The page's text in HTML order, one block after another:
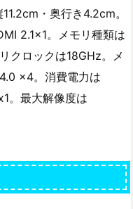
・奥行き4.2cm。
2.1×1。メモリ種類は
クロックは18GHz。メ
x4。消費電力は
。最大解像度は